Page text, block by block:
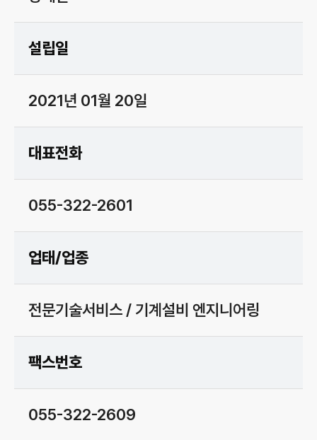
설립일
2021년 01월 20일
대표전화
055-322-2601
업태/업종
전문기술서비스 / 기계설비 엔지니어링
팩스번호
055-322-2609